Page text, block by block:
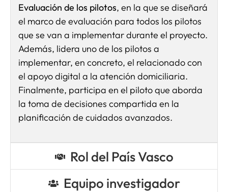
Evaluación de los pilotos, en la que se diseñará
el marco de evaluación para todos los pilotos
que se van a implementar durante el proyecto.
Además, lidera uno de los pilotos a
implementar, en concreto, el relacionado con
el apoyo digital a la atención domiciliaria.
Finalmente, participa en el piloto que aborda
la toma de decisiones compartida en la
planificación de cuidados avanzados.
Rol del País Vasco
Equipo investigador